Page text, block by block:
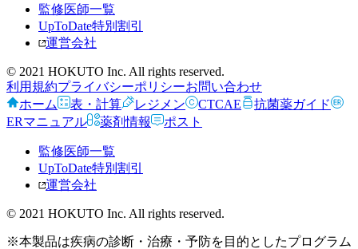
監修医師一覧
UpToDate特別割引
運営会社
© 2021 HOKUTO Inc. All rights reserved.
利用規約プライバシーポリシーお問い合わせ
ホーム
表・計算 レジメン CTCAE
抗菌薬ガイド
ERマニュアル
薬剤情報 ポスト
監修医師一覧
UpToDate特別割引
運営会社
© 2021 HOKUTO Inc. All rights reserved.
※本製品は疾病の診断・治療・予防を目的としたプログラム